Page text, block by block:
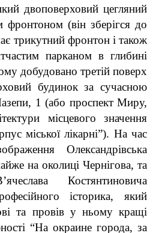
двоповерховий цегляний
фронтоном (він зберігся до
трикутний фронтон і також
парканом в глибині
добудовано третій поверх
будинок за сучасною
1 (або проспект Миру,
місцевого значення
міської лікарні”). На час
Олександрівська
на околиці Чернігова, та
’ячеслава Костянтиновича
історика, який
та провів у ньому кращі
“На окраине города, за